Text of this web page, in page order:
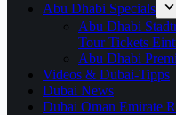
Abu Dhabi Specials
Abu Dhabi
Tour Tickets
Abu Dhabi
Videos & Dubai-Tipps
Dubai News
Dubai Oman Emirate